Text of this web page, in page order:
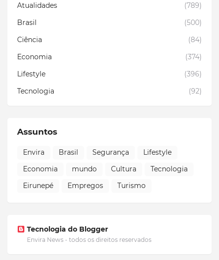
Atualidades
(789)
Brasil
(500)
Ciência
(84)
Economia
(374)
Lifestyle
(396)
Tecnologia
(92)
Assuntos
Envira Brasil Segurança
Lifestyle
Economia
mundo Cultura
Tecnologia
Eirunepé
Empregos Turismo
Tecnologia do Blogger
Envira News - todos os direitos reservados